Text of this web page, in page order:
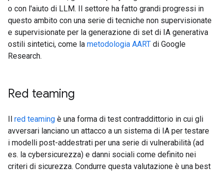
o con l'aiuto di LLM. Il settore ha fatto grandi progressi in
questo ambito con una serie di tecniche non supervisionate
e supervisionate per la generazione di set di IA generativa
ostili sintetici, come la metodologia AART di Google
Research.
Red teaming
Il red teaming è una forma di test contraddittorio in cui gli
avversari lanciano un attacco a un sistema di IA per testare
i modelli post-addestrati per una serie di vulnerabilità (ad
es. la cybersicurezza) e danni sociali come definito nei
criteri di sicurezza. Condurre questa valutazione è una best